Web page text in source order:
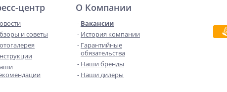
центр
и советы
О Компании
Вакансии
История компании
Гарантийные
обязательства
Наши бренды
Наши дилеры